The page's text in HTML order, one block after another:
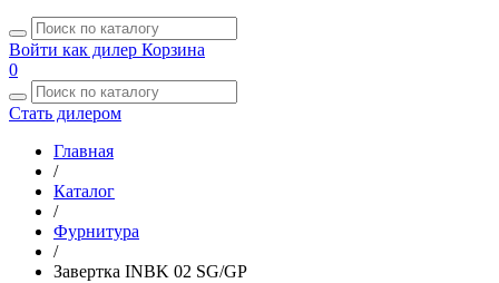
Войти как дилер Корзина
0
Стать дилером
Главная
/
Каталог
/
Фурнитура
/
Завертка INBK 02 SG/GP